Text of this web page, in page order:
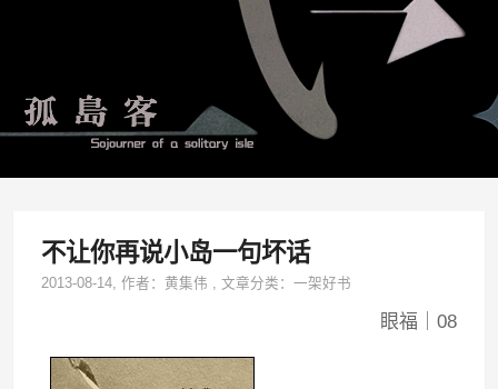
不让你再说小岛一句坏话
2013-08-14, 作者：黄集伟 ,文章分类：一架好书
眼福｜08